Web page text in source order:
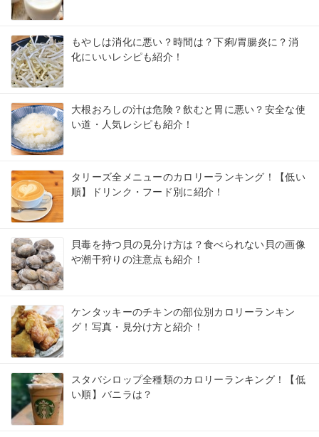
もやしは消化に悪い？時間は？下痢/胃腸炎に？消
化にいいレシピも紹介！
大根おろしの汁は危険？飲むと胃に悪い？安全な使
い道・人気レシピも紹介！
タリーズ全メニューのカロリーランキング！【低い
順】ドリンク・フード別に紹介！
貝毒を持つ貝の見分け方は？食べられない貝の画像
や潮干狩りの注意点も紹介！
ケンタッキーのチキンの部位別カロリーランキン
グ！写真・見分け方と紹介！
スタバシロップ全種類のカロリーランキング！【低
い順】バニラは？